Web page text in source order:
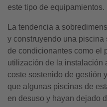
este tipo de equipamientos.
La tendencia a
y construyendo una piscina
de condicionantes como el
utilización de la instalación
coste sostenido de gestión
que algunas piscinas de
en desuso y hayan dejado